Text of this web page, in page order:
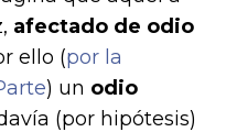
afectado de odio
ello (por la
) un odio
(por hipótesis)